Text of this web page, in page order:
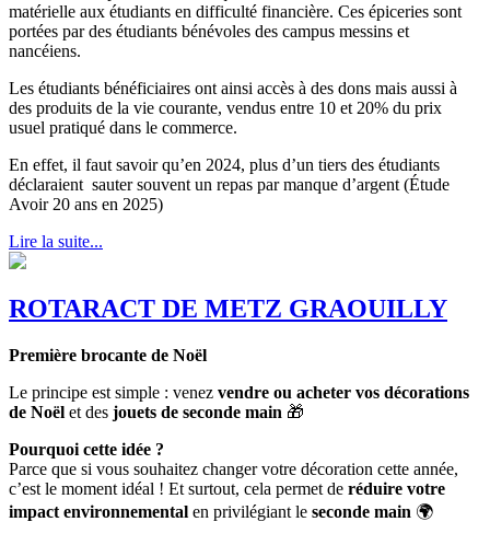
matérielle aux étudiants en difficulté financière. Ces épiceries sont
portées par des étudiants bénévoles des campus messins et
nancéiens.
Les étudiants bénéficiaires ont ainsi accès à des dons mais aussi à
des produits de la vie courante, vendus entre 10 et 20% du prix
usuel pratiqué dans le commerce.
En effet, il faut savoir qu’en 2024, plus d’un tiers des étudiants
déclaraient sauter souvent un repas par manque d’argent (Étude
Avoir 20 ans en 2025)
Lire la suite...
ROTARACT DE METZ GRAOUILLY
Première brocante de Noël
Le principe est simple : venez vendre ou acheter vos décorations
de Noël et des jouets de seconde main 🎁
Pourquoi cette idée ?
Parce que si vous souhaitez changer votre décoration cette année,
c’est le moment idéal ! Et surtout, cela permet de réduire votre
impact environnemental en privilégiant le seconde main 🌍